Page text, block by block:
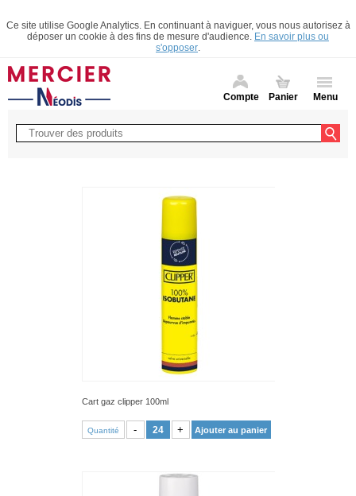
Ce site utilise Google Analytics. En continuant à naviguer, vous nous autorisez à
déposer un cookie à des fins de mesure d'audience. En savoir plus ou
s'opposer.
Compte Panier Menu
Cart gaz clipper 100ml
Quantité - + Ajouter au panier